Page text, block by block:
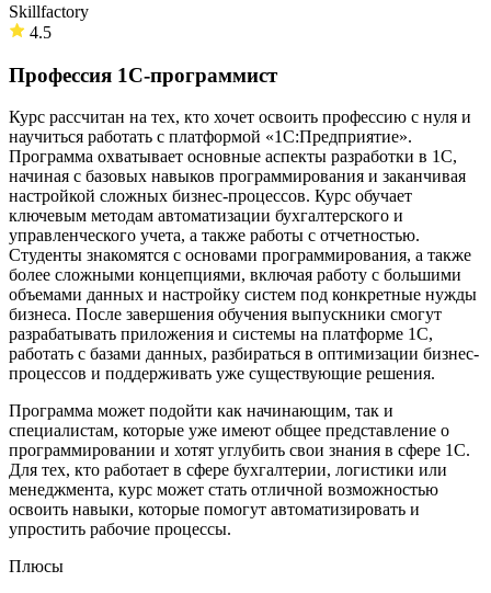
Skillfactory
4.5
Профессия 1С-программист
Курс рассчитан на тех, кто хочет освоить профессию с нуля и
научиться работать с платформой «1С:Предприятие».
Программа охватывает основные аспекты разработки в 1С,
начиная с базовых навыков программирования и заканчивая
настройкой сложных бизнес-процессов. Курс обучает
ключевым методам автоматизации бухгалтерского и
управленческого учета, а также работы с отчетностью.
Студенты знакомятся с основами программирования, а также
более сложными концепциями, включая работу с большими
объемами данных и настройку систем под конкретные нужды
бизнеса. После завершения обучения выпускники смогут
разрабатывать приложения и системы на платформе 1С,
работать с базами данных, разбираться в оптимизации бизнес-
процессов и поддерживать уже существующие решения.
Программа может подойти как начинающим, так и
специалистам, которые уже имеют общее представление о
программировании и хотят углубить свои знания в сфере 1С.
Для тех, кто работает в сфере бухгалтерии, логистики или
менеджмента, курс может стать отличной возможностью
освоить навыки, которые помогут автоматизировать и
упростить рабочие процессы.
Плюсы